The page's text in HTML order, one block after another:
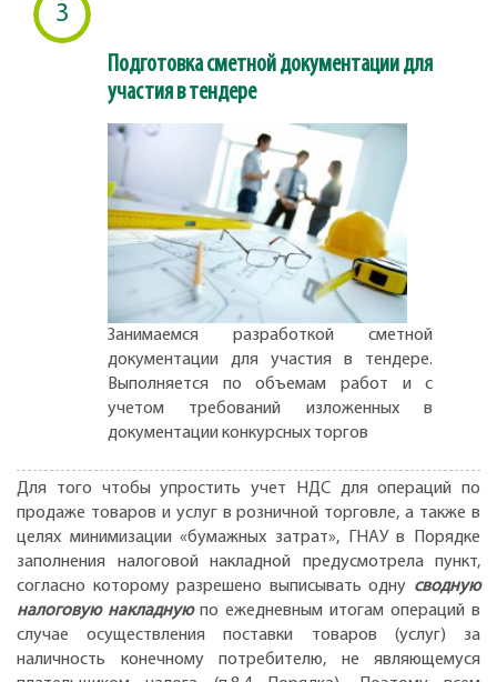
3
Подготовка сметной документации для
участия в тендере
Занимаемся разработкой сметной
документации для участия в тендере.
Выполняется по объемам работ и с
учетом требований изложенных в
документации конкурсных торгов
Для того чтобы упростить учет НДС для операций по
продаже товаров и услуг в розничной торговле, а также в
целях минимизации «бумажных затрат», ГНАУ в Порядке
заполнения налоговой накладной предусмотрела пункт,
согласно которому разрешено выписывать одну сводную
налоговую накладную по ежедневным итогам операций в
случае осуществления поставки товаров (услуг) за
наличность конечному потребителю, не являющемуся